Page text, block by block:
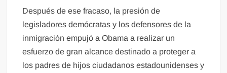
Después de ese fracaso, la presión de
legisladores demócratas y los defensores de la
inmigración empujó a Obama a realizar un
esfuerzo de gran alcance destinado a proteger a
los padres de hijos ciudadanos estadounidenses y